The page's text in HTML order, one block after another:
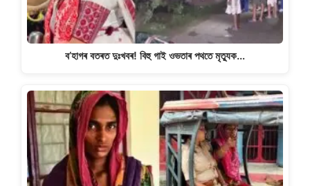
ব’হাগৰ বতৰত দুঃখবৰ! বিহু গাই ওভতাৰ পথতে মৃত্যুক…